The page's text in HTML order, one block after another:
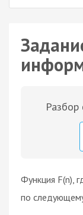
Разбор
Функция F(n),
по